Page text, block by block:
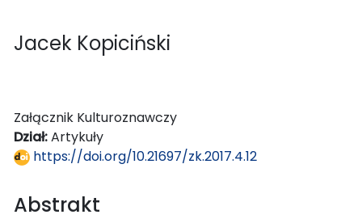
Jacek Kopiciński
Załącznik Kulturoznawczy
Dział:Artykuły
https://doi.org/10.21697/zk.2017.4.12
Abstrakt